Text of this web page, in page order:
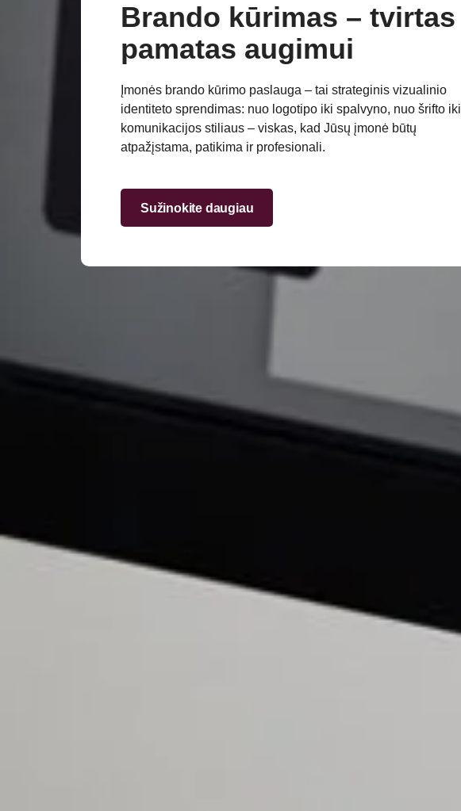
Brando kūrimas – tvirtas
pamatas augimui
Įmonės brando kūrimo paslauga – tai strateginis vizualinio
identiteto sprendimas: nuo logotipo iki spalvyno, nuo šrifto iki
komunikacijos stiliaus – viskas, kad Jūsų įmonė būtų
atpažįstama, patikima ir profesionali.
Sužinokite daugiau